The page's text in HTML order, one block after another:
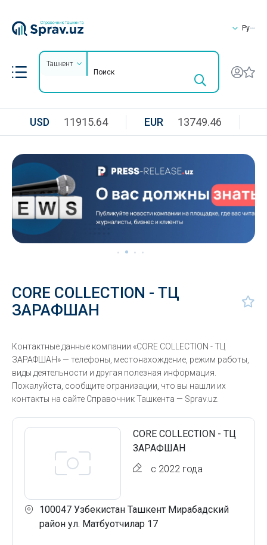
Ру
Ташкент
USD 11915.64 EUR 13749.46
CORE COLLECTION - ТЦ
ЗАРАФШАН
Контактные данные компании «CORE COLLECTION - ТЦ
ЗАРАФШАН» — телефоны, местонахождение, режим работы,
виды деятельности и другая полезная информация.
Пожалуйста, сообщите огранизации, что вы нашли их
контакты на сайте Справочник Ташкента — Sprav.uz.
CORE COLLECTION - ТЦ
ЗАРАФШАН
с 2022 года
100047 Узбекистан Ташкент Мирабадский
район ул. Матбуотчилар 17